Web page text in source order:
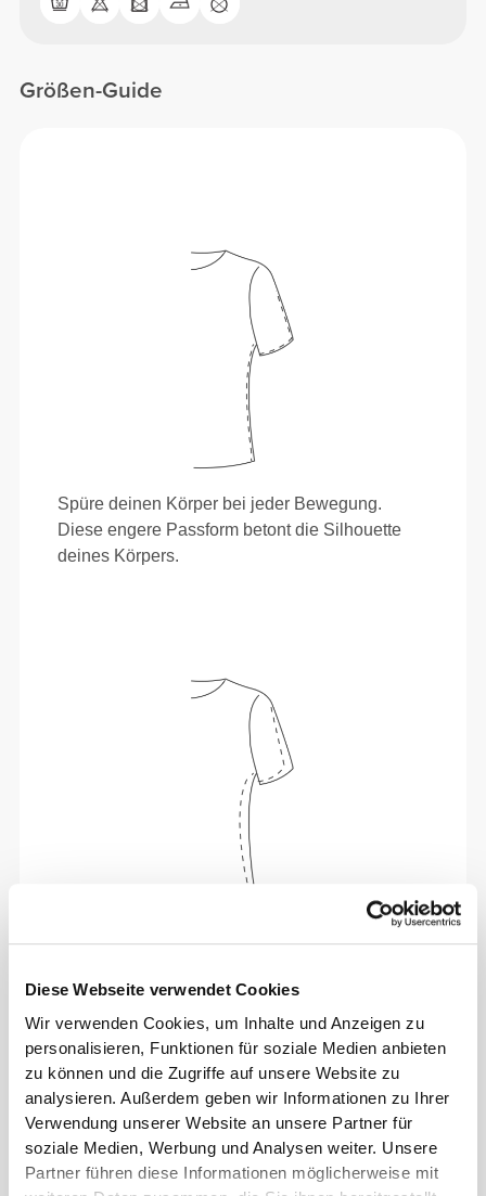
Diese Webseite verwendet Cookies
Wir verwenden Cookies, um Inhalte und Anzeigen zu
personalisieren, Funktionen für soziale Medien anbieten
zu können und die Zugriffe auf unsere Website zu
analysieren. Außerdem geben wir Informationen zu Ihrer
Verwendung unserer Website an unsere Partner für
soziale Medien, Werbung und Analysen weiter. Unsere
Partner führen diese Informationen möglicherweise mit
Größen-Guide
Spüre deinen Körper bei jeder Bewegung.
Diese engere Passform betont die Silhouette
deines Körpers.
Sich jeden Tag bequem und frei bewegen zu
Dieser Artikel